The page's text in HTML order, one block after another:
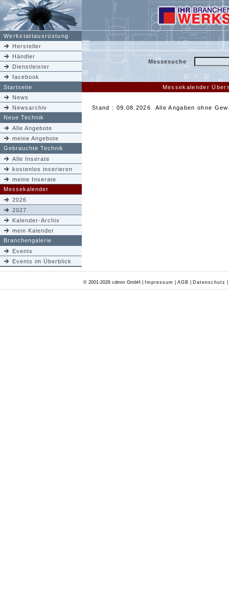
Werkstattausrüstung
Hersteller
Händler
Dienstleister
facebook
Messesuche
Startseite
Messekalender
News
Newsarchiv
Neue Technik
Alle Angebote
meine Angebote
Gebrauchte Technik
Alle Inserate
kostenlos inserieren
meine Inserate
Messekalender
2026
2027
Kalender-Archiv
mein Kalender
Branchengalerie
Events
Events im Überblick
Stand : 09.08.2026 Alle Angaben ohne
© 2001-2026 cdmm GmbH | Impressum AGB Datenschutz